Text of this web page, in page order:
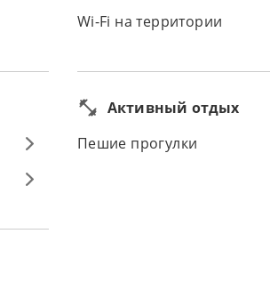
Wi-Fi на территории
Активный отдых
Пешие прогулки